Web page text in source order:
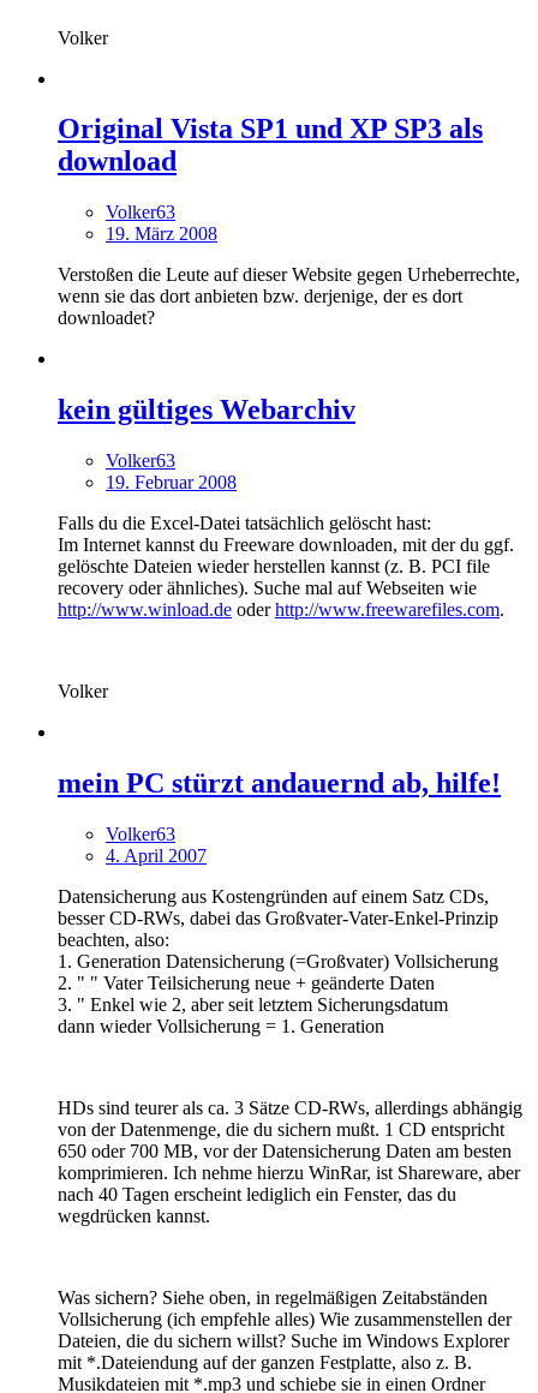
Volker
Original Vista SP1 und XP SP3 als
download
Volker63
19. März 2008
Verstoßen die Leute auf dieser Website gegen Urheberrechte,
wenn sie das dort anbieten bzw. derjenige, der es dort
downloadet?
kein gültiges Webarchiv
Volker63
19. Februar 2008
Falls du die Excel-Datei tatsächlich gelöscht hast:
Im Internet kannst du Freeware downloaden, mit der du ggf.
gelöschte Dateien wieder herstellen kannst (z. B. PCI file
recovery oder ähnliches). Suche mal auf Webseiten wie
http://www.winload.de oderhttp://www.freewarefiles.com.
Volker
mein PC stürzt andauernd ab, hilfe!
Volker63
4. April 2007
Datensicherung aus Kostengründen auf einem Satz CDs,
besser CD-RWs, dabei das Großvater-Vater-Enkel-Prinzip
beachten, also:
1. Generation Datensicherung (=Großvater) Vollsicherung
2. " " Vater Teilsicherung neue + geänderte Daten
3. " Enkel wie 2, aber seit letztem Sicherungsdatum
dann wieder Vollsicherung = 1. Generation
HDs sind teurer als ca. 3 Sätze CD-RWs, allerdings abhängig
von der Datenmenge, die du sichern mußt. 1 CD entspricht
650 oder 700 MB, vor der Datensicherung Daten am besten
komprimieren. Ich nehme hierzu WinRar, ist Shareware, aber
nach 40 Tagen erscheint lediglich ein Fenster, das du
wegdrücken kannst.
Was sichern? Siehe oben, in regelmäßigen Zeitabständen
Vollsicherung (ich empfehle alles) Wie zusammenstellen der
Dateien, die du sichern willst? Suche im Windows Explorer
mit *.Dateiendung auf der ganzen Festplatte, also z. B.
Musikdateien mit *.mp3 und schiebe sie in einen Ordner